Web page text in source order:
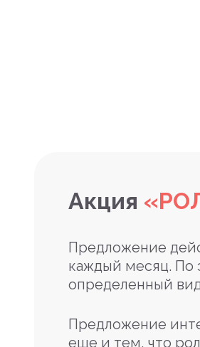
Акция
Предложение
каждый месяц. По
определенный
Предложение
еще и тем, что